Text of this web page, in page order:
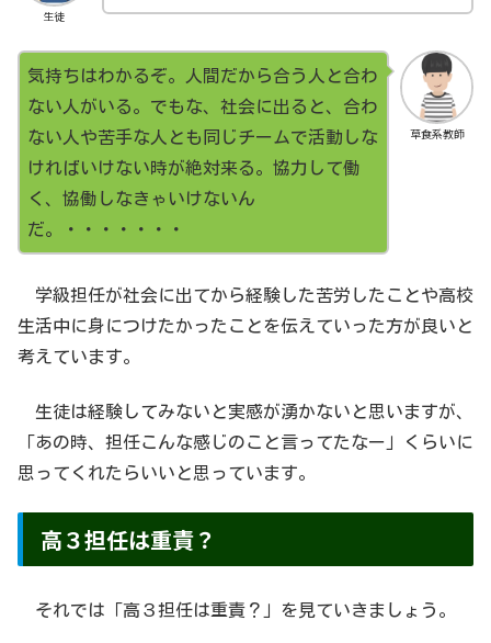
生徒
草食系教師
気持ちはわかるぞ。人間だから合う人と合わ
ない人がいる。でもな、社会に出ると、合わ
ない人や苦手な人とも同じチームで活動しな
ければいけない時が絶対来る。協力して働
く、協働しなきゃいけないん
だ。・・・・・・・
学級担任が社会に出てから経験した苦労したことや高校
生活中に身につけたかったことを伝えていった方が良いと
考えています。
生徒は経験してみないと実感が湧かないと思いますが、
「あの時、担任こんな感じのこと言ってたなー」くらいに
思ってくれたらいいと思っています。
高３担任は重責？
それでは「高３担任は重責？」を見ていきましょう。